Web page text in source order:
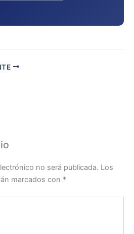
no será publicada. Los
marcados con *